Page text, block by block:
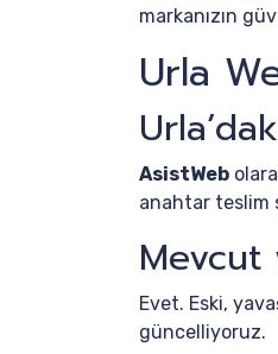
markanızın
Urla
AsistWeb
anahtar teslim
Mevcut
Evet. Eski,
güncelliyoruz.